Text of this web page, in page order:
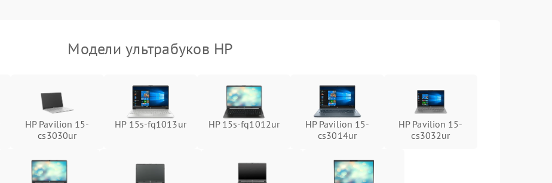
Модели ультрабуков HP
HP Pavilion 15-
cs3030ur
HP 15s-fq1013ur HP 15s-fq1012ur
HP Pavilion 15-
cs3014ur
HP Pavilion 15-
cs3032ur